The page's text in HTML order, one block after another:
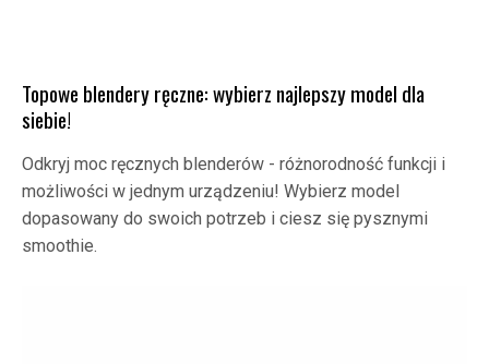
Topowe blendery ręczne: wybierz najlepszy model dla
siebie!
Odkryj moc ręcznych blenderów - różnorodność funkcji i
możliwości w jednym urządzeniu! Wybierz model
dopasowany do swoich potrzeb i ciesz się pysznymi
smoothie.